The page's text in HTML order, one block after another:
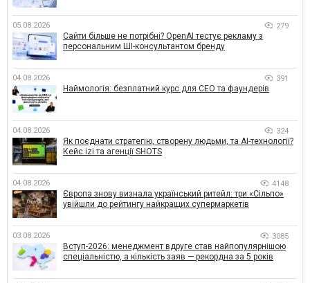
05.08.2026 279
Сайти більше не потрібні? OpenAI тестує рекламу з
персональним ШІ-консультантом бренду
04.08.2026 391
Наймологія: безплатний курс для CEO та фаундерів
04.08.2026 324
Як поєднати стратегію, створену людьми, та AI-технології?
Кейс izi та агенції SHOTS
04.08.2026 4148
Європа знову визнала український ритейл: три «Сільпо»
увійшли до рейтингу найкращих супермаркетів
03.08.2026 3085
Вступ-2026: менеджмент вдруге став найпопулярнішою
спеціальністю, а кількість заяв — рекордна за 5 років